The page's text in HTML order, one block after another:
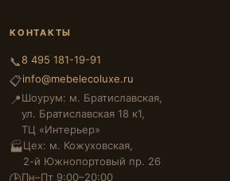
КОНТАКТЫ
📞8 495 181-19-91
📋info@mebelecoluxe.ru
📍Шоурум: м. Братиславская,
ул. Братиславская 18 к1,
ТЦ «Интерьер»
🏭Цех: м. Кожуховская,
2-й Южнопортовый пр. 26
Пн–Пт 9:00–20:00